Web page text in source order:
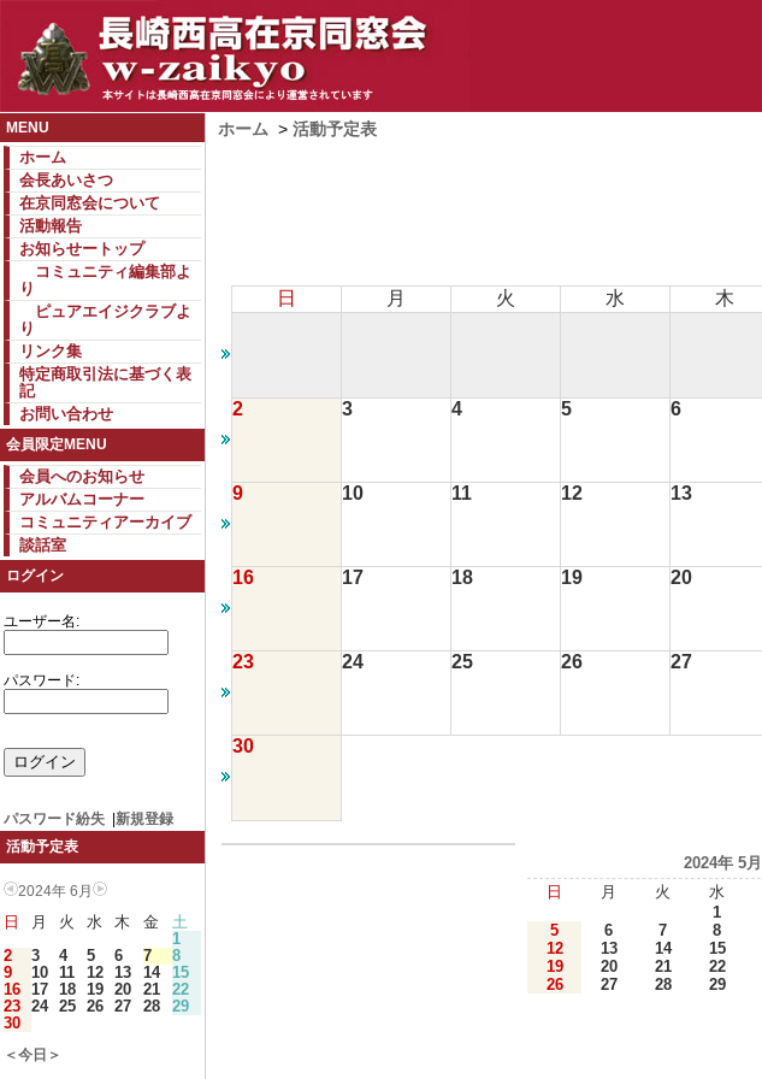
MENU
ホーム
会長あいさつ
在京同窓会について
活動報告
お知らせートップ
コミュニティ編集部よ
り
ピュアエイジクラブよ
り
リンク集
特定商取引法に基づく表
記
お問い合わせ
会員限定MENU
会員へのお知らせ
アルバムコーナー
コミュニティアーカイブ
談話室
ログイン
ユーザー名:
パスワード:
パスワード紛失
新規登録
活動予定表
2024年 6月
日 月 火 水 木 金
土
1
2
3 4 5 6 7
8
9
10 11 12 13 14
15
16 17 18 19 20 21
22
23 24 25 26 27 28
29
30
＜今日＞
ホーム > 活動予定表
日 月 火 水 木
2 3 4 5 6
9 10 11 12 13
16 17 18 19 20
23 24 25 26 27
30
2024年 5月
日
月 火 水
1
5
6 7 8
12
13 14 15
19
20 21 22
26
27 28 29